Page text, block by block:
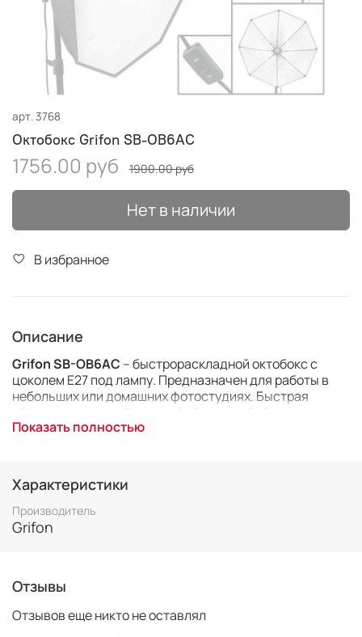
арт.3768
Октобокс Grifon SB-OB6AC
1756.00 руб 1900.00 руб
Нет в наличии
В избранное
Описание
Grifon SB-OB6AC – быстрораскладной октобокс с
цоколем Е27 под лампу. Предназначен для работы в
небольших или домашних фотостудиях. Быстрая
выездную съемки и с успехом использовать в
различным внешним воздействиям.
Показать полностью
Характеристики
Производитель
Grifon
Отзывы
Отзывов еще никто не оставлял